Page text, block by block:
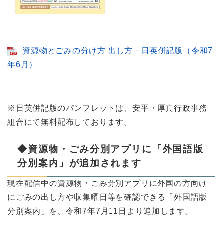
資源物とごみの分け方 出し方－日英併記版（令和7
年6月）
※日英併記版のパンフレットは、安平・厚真行政事務
組合にて無料配布しております。
◆資源物・ごみ分別アプリに「外国語版
分別案内」が追加されます
現在配信中の資源物・ごみ分別アプリに外国の方向け
にごみの出し方や収集曜日等を確認できる「外国語版
分別案内」を、令和7年7月11日より追加します。